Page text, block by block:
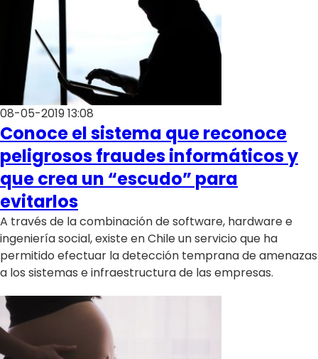
08-05-2019 13:08
Conoce el sistema que reconoce
peligrosos fraudes informáticos y
que crea un “escudo” para
evitarlos
A través de la combinación de software, hardware e
ingeniería social, existe en Chile un servicio que ha
permitido efectuar la detección temprana de amenazas
a los sistemas e infraestructura de las empresas.